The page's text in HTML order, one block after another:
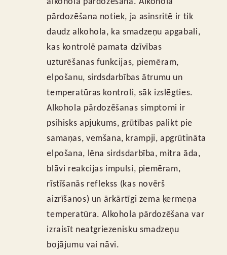
pārdozēšana notiek, ja asinsritē ir tik
daudz alkohola, ka smadzeņu apgabali,
kas kontrolē pamata dzīvības
uzturēšanas funkcijas, piemēram,
elpošanu, sirdsdarbības ātrumu un
temperatūras kontroli, sāk izslēgties.
Alkohola pārdozēšanas simptomi ir
psihisks apjukums, grūtības palikt pie
samaņas, vemšana, krampji, apgrūtināta
elpošana, lēna sirdsdarbība, mitra āda,
blāvi reakcijas impulsi, piemēram,
rīstīšanās reflekss (kas novērš
aizrīšanos) un ārkārtīgi zema ķermeņa
temperatūra. Alkohola pārdozēšana var
izraisīt neatgriezenisku smadzeņu
bojājumu vai nāvi.